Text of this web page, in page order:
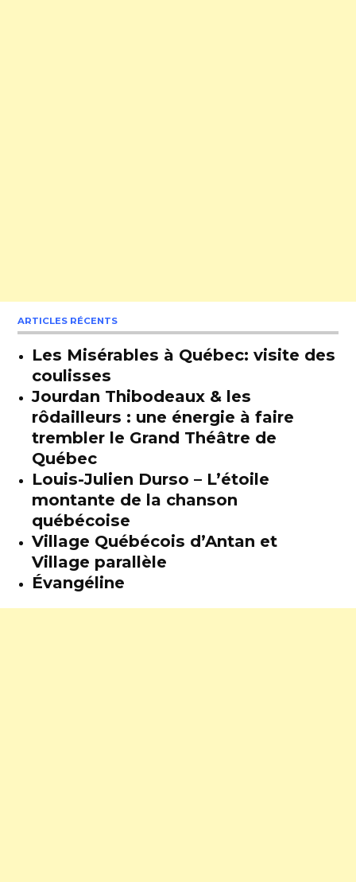
ARTICLES RÉCENTS
Les Misérables à Québec: visite des
coulisses
Jourdan Thibodeaux & les
rôdailleurs : une énergie à faire
trembler le Grand Théâtre de
Québec
Louis-Julien Durso – L’étoile
montante de la chanson
québécoise
Village Québécois d’Antan et
Village parallèle
Évangéline